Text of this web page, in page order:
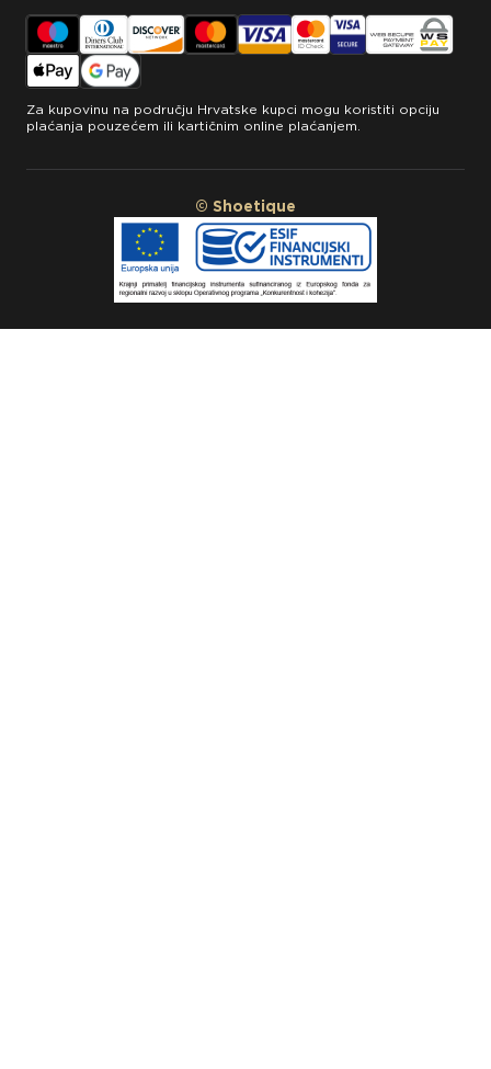
Za kupovinu na području Hrvatske kupci mogu koristiti opciju
plaćanja pouzećem ili kartičnim online plaćanjem.
© Shoetique